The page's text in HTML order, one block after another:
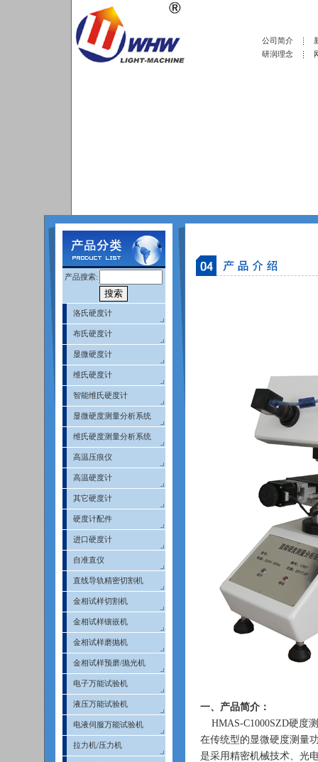
公司简介
研润理念
产品搜索:
洛氏硬度计
布氏硬度计
显微硬度计
维氏硬度计
智能维氏硬度计
显微硬度测量分析系统
维氏硬度测量分析系统
高温压痕仪
高温硬度计
其它硬度计
硬度计配件
进口硬度计
自准直仪
直线导轨精密切割机
金相试样切割机
金相试样镶嵌机
金相试样磨抛机
金相试样预磨/抛光机
电子万能试验机
液压万能试验机
电液伺服万能试验机
拉力机/压力机
一、产品简介：
HMAS-C1000SZD硬度
在传统型的显微硬度测量
是采用精密机械技术、光